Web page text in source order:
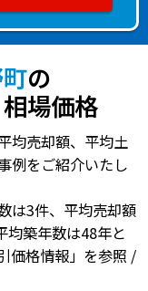
の
場価格
均売却額、平均土
例をご紹介いたし
は3件、 平均売却額
均築年数は48年と
価格情報」を参照 /